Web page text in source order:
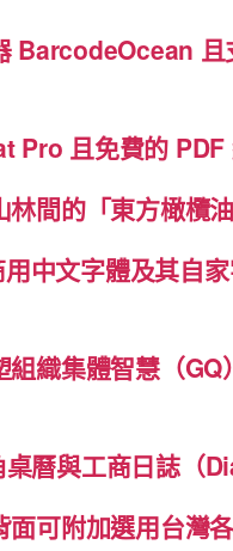
BarcodeOcean 且
Pro 且免費的 PDF
間的「東方橄欖油
中文字體及其自
織集體智慧（GQ
曆與工商日誌（
面可附加選用台灣